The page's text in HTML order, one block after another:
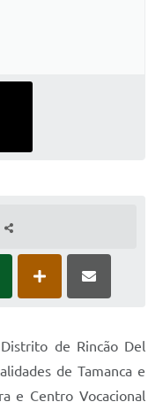
de Rincão Del
de Tamanca e
e Centro Vocacional